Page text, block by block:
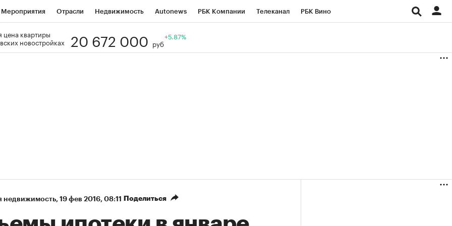
Мероприятия Отрасли Недвижимость Autonews РБК Компании Телеканал РБК Вино
Визионеры
цена квартиры
новостройках
20 672 000 руб
+5.87%
недвижимость⁠, 19 фев 2016, 08:11 Поделиться